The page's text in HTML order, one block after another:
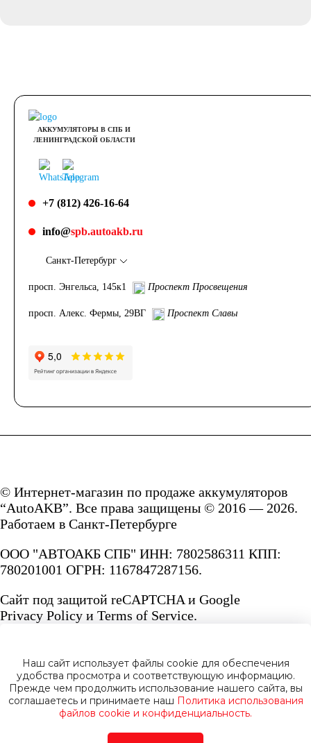
АККУМУЛЯТОРЫ В СПБ И
ЛЕНИНГРАДСКОЙ ОБЛАСТИ
+7 (812) 426-16-64
info@spb.autoakb.ru
Санкт-Петербург
просп. Энгельса, 145к1 Проспект Просвещения
просп. Алекс. Фермы, 29ВГ Проспект Славы
© Интернет-магазин по продаже аккумуляторов
“AutoAKB”. Все права защищены © 2016 — 2026.
Работаем в Санкт-Петербурге
ООО "АВТОАКБ СПБ" ИНН: 7802586311 КПП:
780201001 ОГРН: 1167847287156.
Сайт под защитой reCAPTCHA и Google
Privacy Policy и Terms of Service.
Политика конфиденциальности
Наш сайт использует файлы cookie для обеспечения
удобства просмотра и соответствующую информацию.
Прежде чем продолжить использование нашего сайта, вы
соглашаетесь и принимаете наш Политика использования
файлов cookie и конфиденциальность.